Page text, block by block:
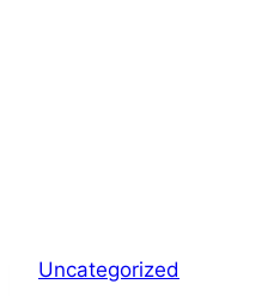
Uncategorized